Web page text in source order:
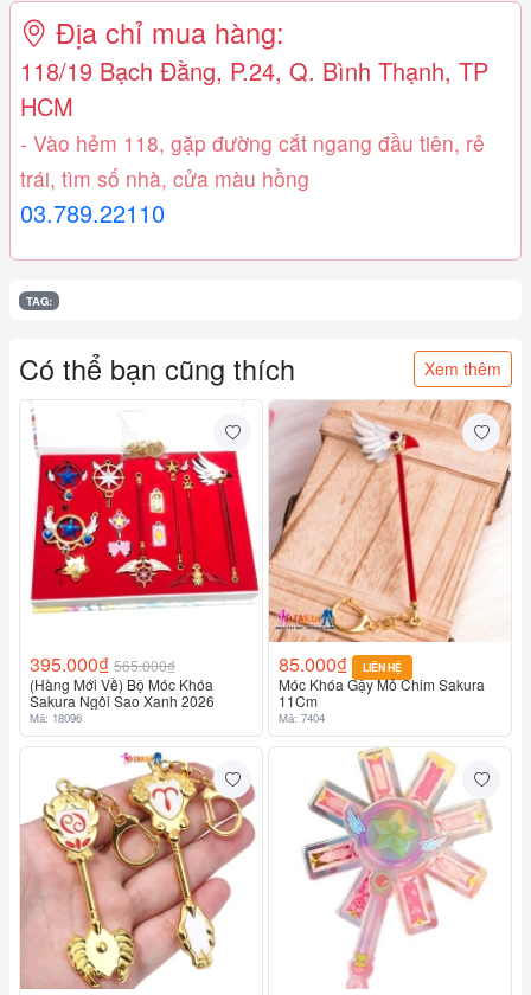
Địa chỉ mua hàng:
118/19 Bạch Đằng, P.24, Q. Bình Thạnh, TP
HCM
- Vào hẻm 118, gặp đường cắt ngang đầu tiên, rẻ
trái, tìm số nhà, cửa màu hồng
03.789.22110
TAG:
Có thể bạn cũng thích Xem thêm
395.000₫ 565.000₫
(Hàng Mới Về) Bộ Móc Khóa
Sakura Ngôi Sao Xanh 2026
Mã: 18096
85.000₫ LIÊN HỆ
Móc Khóa Gậy Mỏ Chim Sakura
11Cm
Mã: 7404